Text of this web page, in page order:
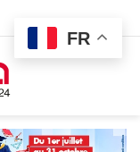
FR